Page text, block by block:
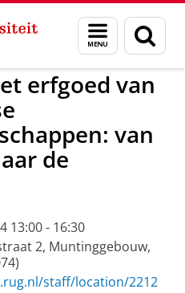
Menu
en
zoeken
erfgoed van
van
de
13:00 - 16:30
2, Muntinggebouw,
staff/location/2212